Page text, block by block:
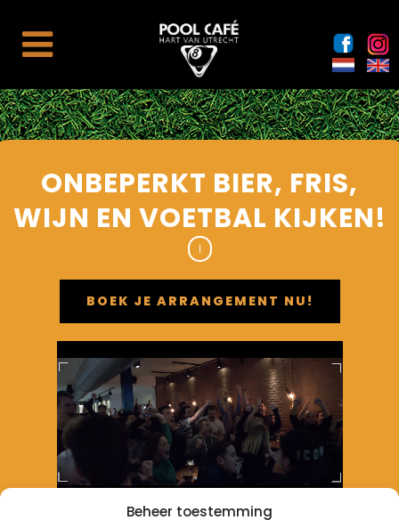
Beheer toestemming
ONBEPERKT BIER, FRIS,
WIJN EN VOETBAL KIJKEN!
i
BOEK JE ARRANGEMENT NU!